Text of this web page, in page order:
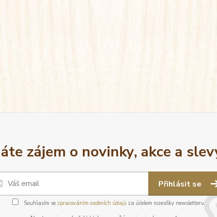
zájem o novinky, akce a
Přihlásit se
Souhlasím se zpracováním osobních údajůza účelem rozesílky newsletteru.